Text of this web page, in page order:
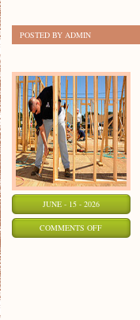
POSTED BY ADMIN
JUNE - 15 - 2026
COMMENTS OFFON